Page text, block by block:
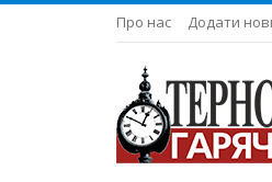
Про нас Додати